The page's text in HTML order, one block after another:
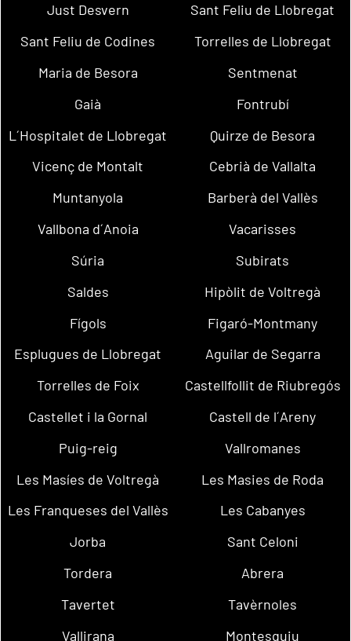
Just Desvern
Sant Feliu de Llobregat
Sant Feliu de Codines
Torrelles de Llobregat
Maria de Besora
Sentmenat
Gaià
Fontrubí
L´Hospitalet de Llobregat
Quirze de Besora
Vicenç de Montalt
Cebrià de Vallalta
Muntanyola
Barberà del Vallès
Vallbona d´Anoia
Vacarisses
Súria
Subirats
Saldes
Hipòlit de Voltregà
Fígols
Figaró-Montmany
Esplugues de Llobregat
Aguilar de Segarra
Torrelles de Foix
Castellfollit de Riubregós
Castellet i la Gornal
Castell de l´Areny
Puig-reig
Vallromanes
Les Masíes de Voltregà
Les Masies de Roda
Les Franqueses del Vallès
Les Cabanyes
Jorba
Sant Celoni
Tordera
Abrera
Tavertet
Tavèrnoles
Vallirana
Montesquiu